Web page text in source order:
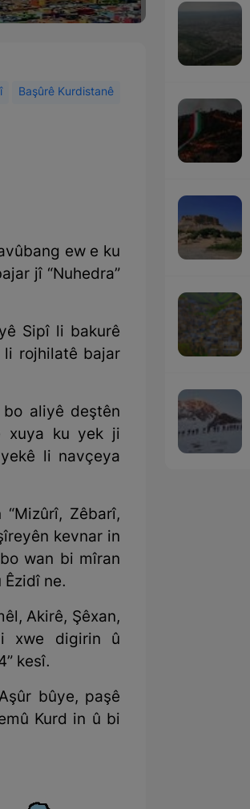
Başûrê Kurdistanê
ew e ku
jî “Nuhedra”
Sipî li bakurê
li rojhilatê bajar
aliyê deştên
xuya ku yek ji
li navçeya
Zêbarî,
kevnar in
wan bi mîran
ne.
Akirê, Şêxan,
xwe digirin û
kesî.
bûye, paşê
Kurd in û bi